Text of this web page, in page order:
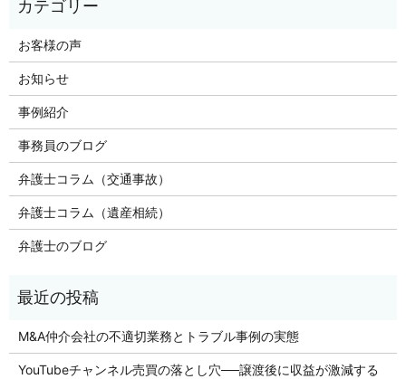
お客様の声
お知らせ
事例紹介
事務員のブログ
弁護士コラム（交通事故）
弁護士コラム（遺産相続）
弁護士のブログ
M&A仲介会社の不適切業務とトラブル事例の実態
YouTubeチャンネル売買の落とし穴──譲渡後に収益が激減する